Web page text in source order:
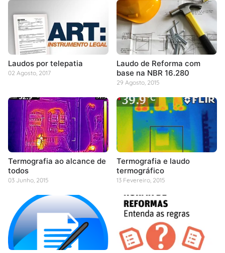
Laudos por telepatia
02 Agosto, 2017
Laudo de Reforma com
base na NBR 16.280
29 Agosto, 2015
Termografia ao alcance de
todos
03 Junho, 2015
Termografia e laudo
termográfico
13 Fevereiro, 2015